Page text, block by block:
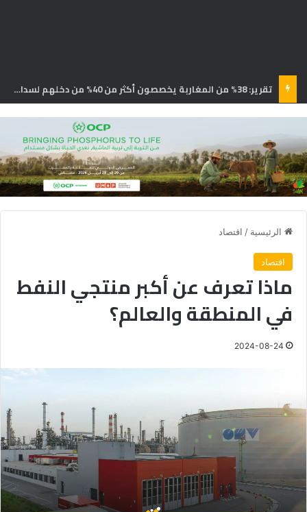
تراجع مرتقب بـ 40% في إنتاج الزيتون المغربي الموسم المقبل
الرئيسية / اقتصاد
اقتصاد
ماذا تعرف عن أكبر منتجي النفط
في المنطقة والعالم؟
2024-08-24